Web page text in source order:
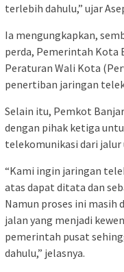
terlebih dahulu,” ujar
Ia mengungkapkan,
perda, Pemerintah Kota
Peraturan Wali Kota
penertiban jaringan
Selain itu, Pemkot
dengan pihak ketiga
telekomunikasi dari jalur
“Kami ingin jaringan
atas dapat ditata dan
Namun proses ini masih
jalan yang menjadi
pemerintah pusat
dahulu,” jelasnya.